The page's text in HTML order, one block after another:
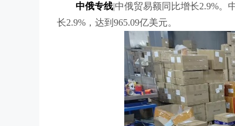
中俄专线|中俄贸易额同比增长2.9%。
长2.9%，达到965.09亿美元。